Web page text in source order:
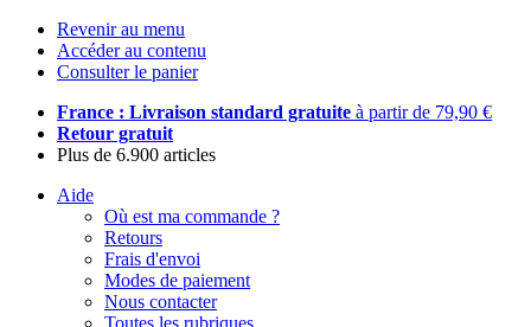
Revenir au menu
Accéder au contenu
Consulter le panier
France : Livraison standard gratuite à partir de 79,90 €
Retour gratuit
Plus de 6.900 articles
Aide
Où est ma commande ?
Retours
Frais d'envoi
Modes de paiement
Nous contacter
Toutes les rubriques